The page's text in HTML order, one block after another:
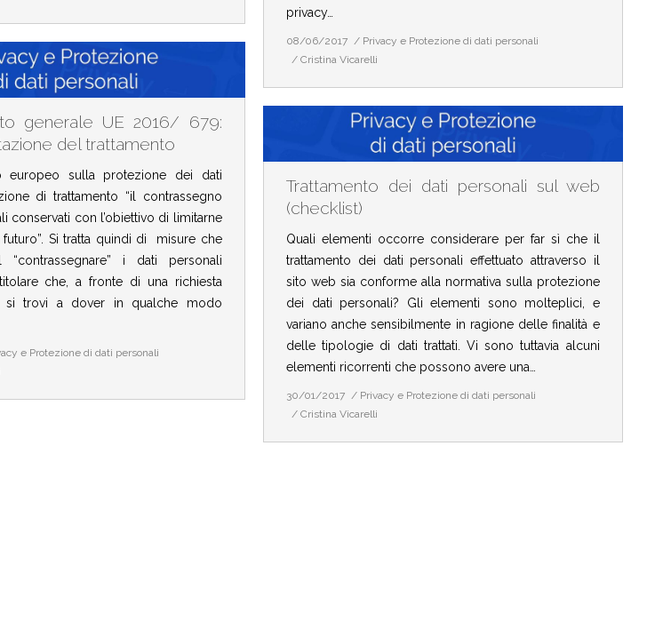
privacy…
08/06/2017
Privacy e Protezione di dati personali
Cristina Vicarelli
generale UE 2016/ 679:
del trattamento
europeo sulla protezione dei dati
di trattamento “il contrassegno
conservati con l’obiettivo di limitarne
futuro”. Si tratta quindi di misure che
“contrassegnare” i dati personali
che, a fronte di una richiesta
si trovi a dover in qualche modo
e Protezione di dati personali
Trattamento dei dati personali sul web
(checklist)
Quali elementi occorre considerare per far sì che il
trattamento dei dati personali effettuato attraverso il
sito web sia conforme alla normativa sulla protezione
dei dati personali? Gli elementi sono molteplici, e
variano anche sensibilmente in ragione delle finalità e
delle tipologie di dati trattati. Vi sono tuttavia alcuni
elementi ricorrenti che possono avere una…
30/01/2017
Privacy e Protezione di dati personali
Cristina Vicarelli